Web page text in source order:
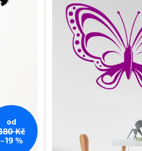
od
Kč
–19 %